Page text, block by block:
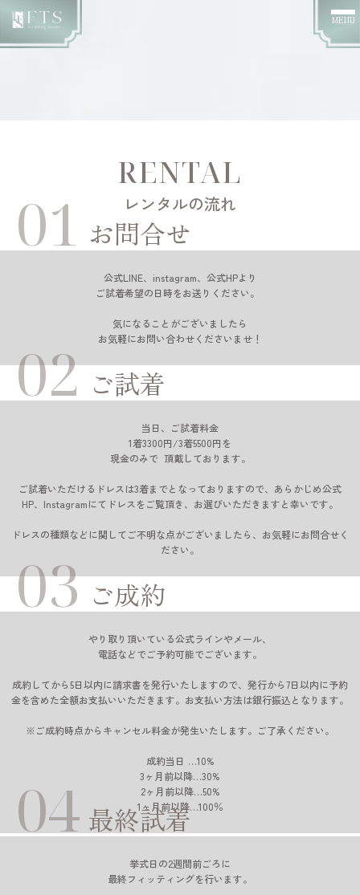
MENU
RENTAL
レンタルの流れ
01 お問合せ
公式LINE、instagram、公式HPより
ご試着希望の日時をお送りください。
気になることがございましたら
お気軽にお問い合わせくださいませ！
02 ご試着
当日、ご試着料金
1着3300円/3着5500円を
現金のみで 頂戴しております。
ご試着いただけるドレスは3着までとなっておりますので、あらかじめ公式
HP、Instagramにてドレスをご覧頂き、お選びいただきますと幸いです。
ドレスの種類などに関してご不明な点がございましたら、お気軽にお問合せく
ださい。
03 ご成約
やり取り頂いている公式ラインやメール、
電話などでご予約可能でございます。
成約してから5日以内に請求書を発行いたしますので、発行から7日以内に予約
金を含めた全額お支払いいただきます。お支払い方法は銀行振込となります。
※ご成約時点からキャンセル料金が発生いたします。ご了承ください。
成約当日 …10%
3ヶ月前以降…30%
2ヶ月前以降…50%
1ヶ月前以降…100％
04 最終試着
挙式日の2週間前ごろに
最終フィッティングを行います。